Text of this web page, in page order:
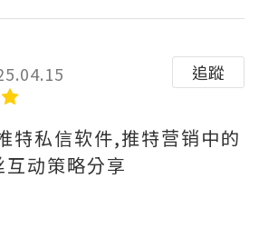
追蹤
特私信软件,推特营销中的
动策略分享